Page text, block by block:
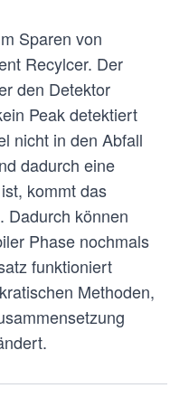
Sparen von
Recylcer. Der
den Detektor
Peak detektiert
nicht in den Abfall
dadurch eine
kommt das
Dadurch können
Phase nochmals
funktioniert
Methoden,